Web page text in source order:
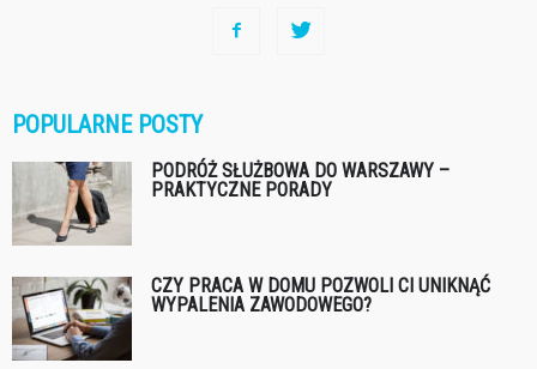
POPULARNE POSTY
PODRÓŻ SŁUŻBOWA DO WARSZAWY –
PRAKTYCZNE PORADY
CZY PRACA W DOMU POZWOLI CI UNIKNĄĆ
WYPALENIA ZAWODOWEGO?